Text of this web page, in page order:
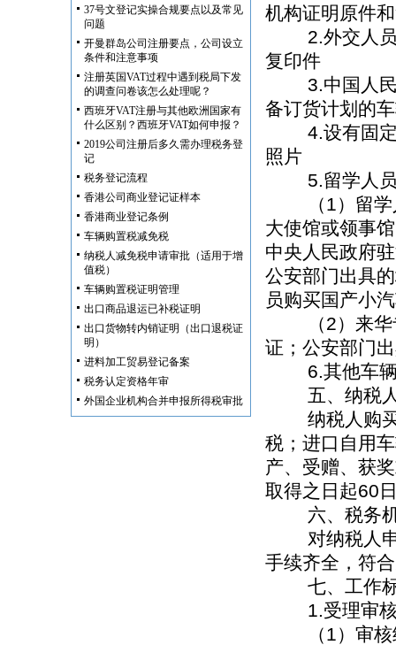
37号文登记实操合规要点以及常见
问题
开曼群岛公司注册要点，公司设立
条件和注意事项
注册英国VAT过程中遇到税局下发
的调查问卷该怎么处理呢？
西班牙VAT注册与其他欧洲国家有
什么区别？西班牙VAT如何申报？
2019公司注册后多久需办理税务登
记
税务登记流程
香港公司商业登记证样本
香港商业登记条例
车辆购置税减免税
纳税人减免税申请审批（适用于增
值税）
车辆购置税证明管理
出口商品退运已补税证明
出口货物转内销证明（出口退税证
明）
进料加工贸易登记备案
税务认定资格年审
外国企业机构合并申报所得税审批
机构证明原件
2.外交人员
复印件
3.中国人民
备订货计划的
4.设有固定
照片
5.留学人员
（1）留学人
大使馆或领事
中央人民政府
公安部门出具
员购买国产小
（2）来华专
证；公安部门
6.其他车辆
五、纳税人
纳税人购买
税；进口自用
产、受赠、获
取得之日起60
六、税务机
对纳税人申
手续齐全，符
七、工作标
1.受理审
（1）审核纳